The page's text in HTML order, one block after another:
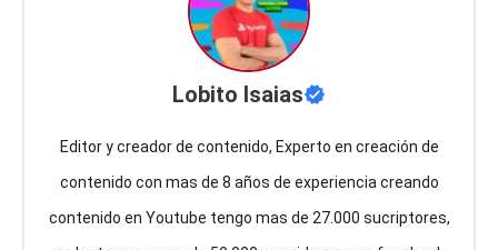
Lobito Isaias
Editor y creador de contenido, Experto en creación de
contenido con mas de 8 años de experiencia creando
contenido en Youtube tengo mas de 27.000 sucriptores,